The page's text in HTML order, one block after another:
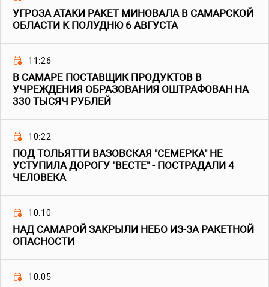
УГРОЗА АТАКИ РАКЕТ МИНОВАЛА В САМАРСКОЙ
ОБЛАСТИ К ПОЛУДНЮ 6 АВГУСТА
11:26
В САМАРЕ ПОСТАВЩИК ПРОДУКТОВ В
УЧРЕЖДЕНИЯ ОБРАЗОВАНИЯ ОШТРАФОВАН НА
330 ТЫСЯЧ РУБЛЕЙ
10:22
ПОД ТОЛЬЯТТИ ВАЗОВСКАЯ "СЕМЕРКА" НЕ
УСТУПИЛА ДОРОГУ "ВЕСТЕ" - ПОСТРАДАЛИ 4
ЧЕЛОВЕКА
10:10
НАД САМАРОЙ ЗАКРЫЛИ НЕБО ИЗ-ЗА РАКЕТНОЙ
ОПАСНОСТИ
10:05